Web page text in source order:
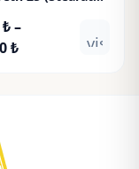
₺–
₺Fiyat